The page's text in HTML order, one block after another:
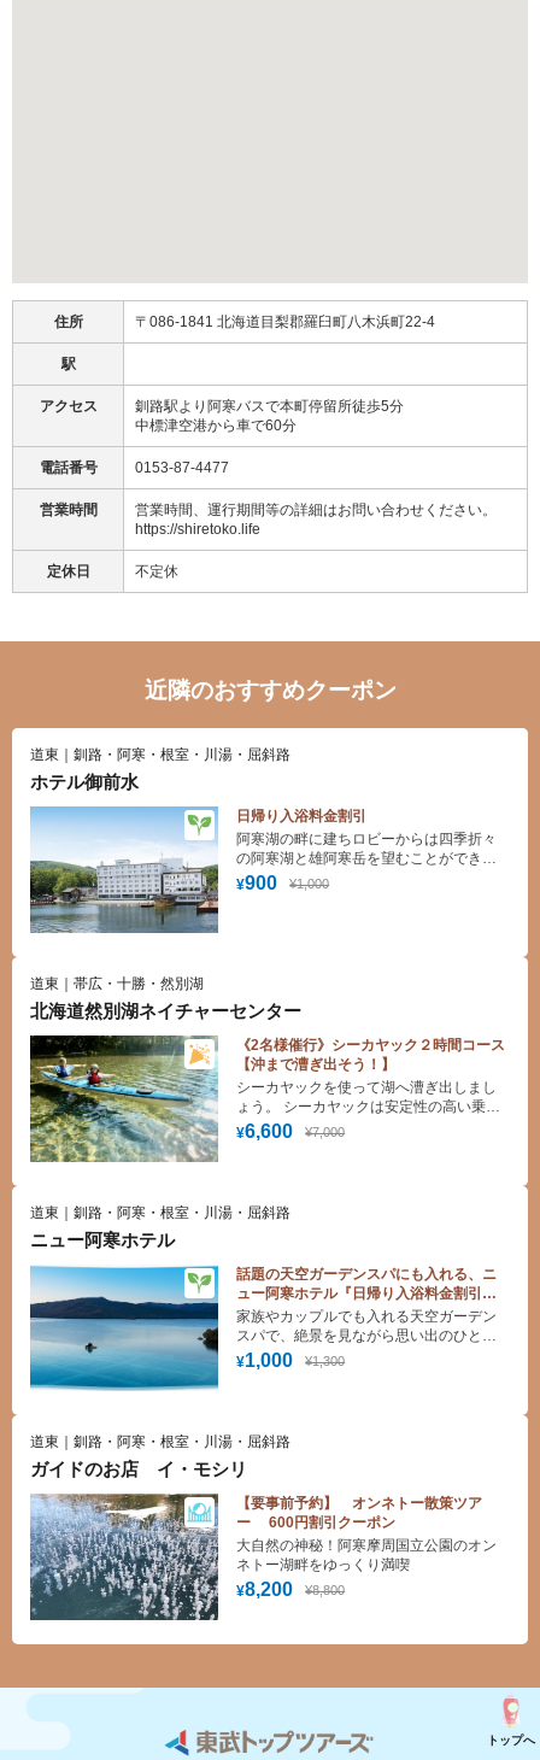
住所 〒086-1841 北海道目梨郡羅臼町八木浜町22-4
駅
アクセス
釧路駅より阿寒バスで本町停留所徒歩5分
中標津空港から車で60分
電話番号 0153-87-4477
営業時間
営業時間、運行期間等の詳細はお問い合わせください。
https://shiretoko.life
定休日 不定休
近隣のおすすめクーポン
道東｜釧路・阿寒・根室・川湯・屈斜路
ホテル御前水
日帰り入浴料金割引
¥900 ¥1,000
阿寒湖の畔に建ちロビーからは四季折々
の阿寒湖と雄阿寒岳を望むことができま
す。是非お楽しみください。 大浴場は源
道東｜帯広・十勝・然別湖
北海道然別湖ネイチャーセンター
《2名様催行》シーカヤック２時間コース
【沖まで漕ぎ出そう！】
¥6,600 ¥7,000
シーカヤックを使って湖へ漕ぎ出しまし
ょう。 シーカヤックは安定性の高い乗り
物です。また、流線型のボディにより水
や風の抵抗が少なく、 漕ぎ方次第では遠
楽しむ事ができます。 エンジンのついて
いない船なので、波の音や周辺の森から
う。
道東｜釧路・阿寒・根室・川湯・屈斜路
ニュー阿寒ホテル
話題の天空ガーデンスパにも入れる、ニ
ュー阿寒ホテル『日帰り入浴料金割引ク
ーポン』
¥1,000 ¥1,300
家族やカップルでも入れる天空ガーデン
スパで、絶景を見ながら思い出のひと時
をお楽しみください！
道東｜釧路・阿寒・根室・川湯・屈斜路
ガイドのお店 イ・モシリ
【要事前予約】 オンネトー散策ツア
ー 600円割引クーポン
¥8,200 ¥8,800
大自然の神秘！阿寒摩周国立公園のオン
ネトー湖畔をゆっくり満喫
トップへ